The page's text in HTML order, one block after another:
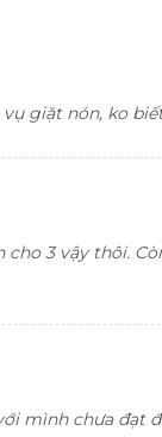
giặt nón, ko
3 vậy thôi.
mình chưa